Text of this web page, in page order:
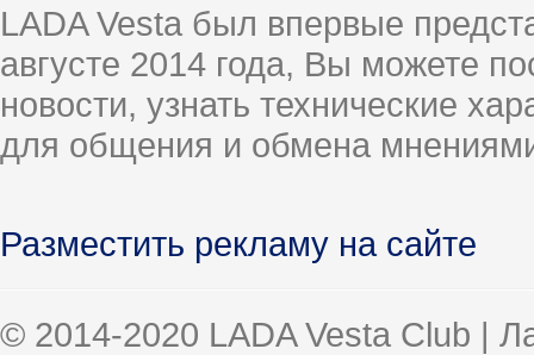
LADA Vesta был впервые
августе 2014 года, Вы можете
новости, узнать технические
для общения и обмена
Разместить рекламу на сайте
© 2014-2020 LADA Vesta Club |